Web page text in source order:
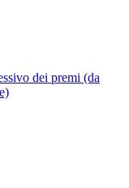
dei premi (da